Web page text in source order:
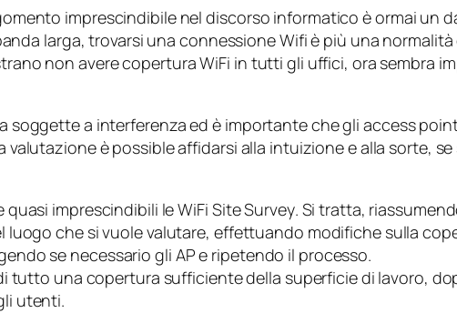
imprescindibile nel discorso informatico è ormai un
larga, trovarsi una connessione Wifi è più una
non avere copertura WiFi in tutti gli uffici, ora sembra
soggette a interferenza ed è importante che gli access
è possible affidarsi alla intuizione e alla sorte,
quasi imprescindibili leWiFi Site Survey. Si tratta,
luogo che si vuole valutare, effettuando modifiche sulla
se necessario gli AP e ripetendo il processo.
tutto una copertura sufficiente della superficie di lavoro,
utenti.